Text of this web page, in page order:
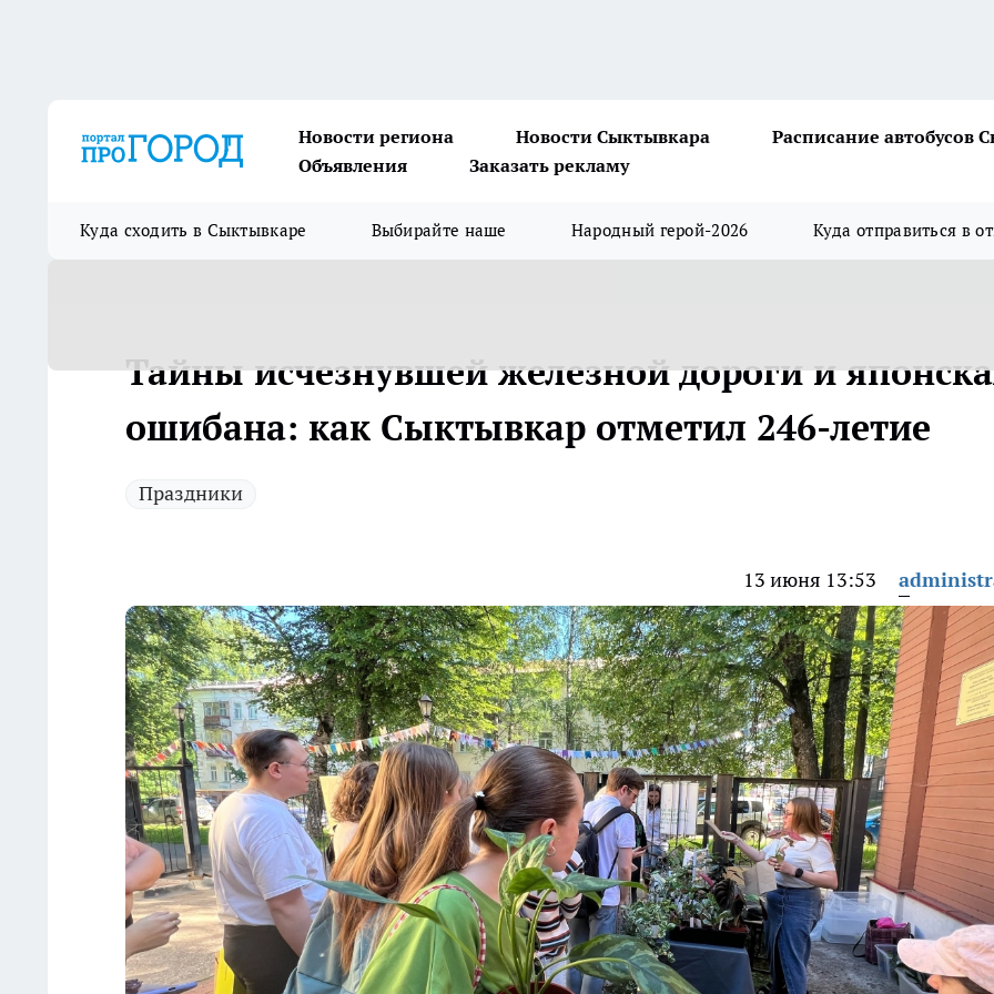
Новости региона Новости Сыктывкара
Расписание автобусов
Объявления
Заказать рекламу
Куда сходить в Сыктывкаре Выбирайте наше Народный герой-2026 Куда отправиться в
Тайны исчезнувшей железной дороги и
ошибана: как Сыктывкар отметил 246-летие
Праздники
13 июня 13:53